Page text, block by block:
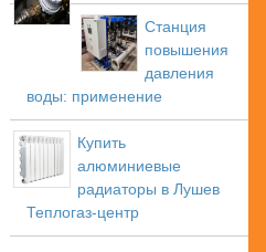
Станция
повышения
давления
воды: применение
Купить
алюминиевые
радиаторы в Лушев
Теплогаз-центр